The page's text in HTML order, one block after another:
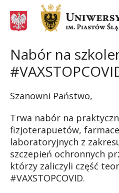
Nabór na
Szanowni Państwo,
Trwa nabór na
fizjoterapuetów,
laboratoryjnych z
szczepień ochronnych
którzy zaliczyli część
#VAXSTOPCOVID.